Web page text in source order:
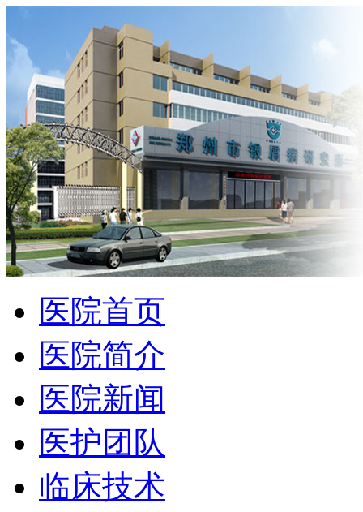
医院首页
医院简介
医院新闻
医护团队
临床技术